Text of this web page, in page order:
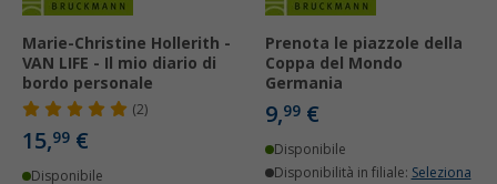
Marie-Christine Hollerith -
VAN LIFE - Il mio diario di
bordo personale
(2)
15,99 €
Disponibile
Prenota le piazzole della
Coppa del Mondo
Germania
9,99 €
Disponibile
Disponibilità in filiale: Seleziona